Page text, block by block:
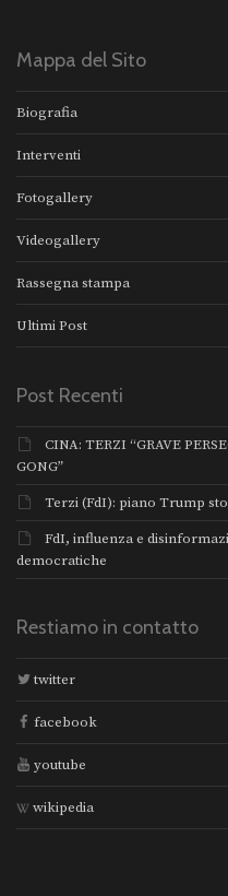
Mappa del Sito
Biografia
Interventi
Fotogallery
Videogallery
Rassegna stampa
Ultimi Post
Post Recenti
CINA: TERZI “GRAVE
GONG”
Terzi (FdI): piano Trump
FdI, influenza e
democratiche
Restiamo in contatto
twitter
facebook
youtube
wikipedia